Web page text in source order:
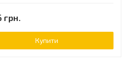
грн.
Купити